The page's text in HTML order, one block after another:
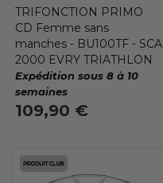
TRIFONCTION PRIMO
CD Femme sans
manches - BU100TF - SCA
2000 EVRY TRIATHLON
Expédition sous 8 à 10
semaines
109,90 €